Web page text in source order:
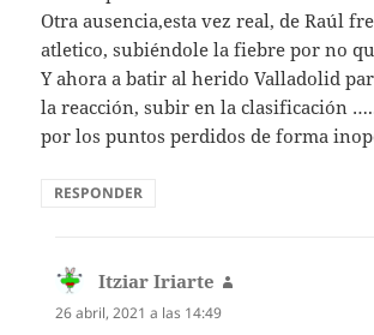
Otra ausencia,esta vez real, de Raúl
atletico, subiéndole la fiebre por no
Y ahora a batir al herido Valladolid
la reacción, subir en la clasificación
por los puntos perdidos de forma
RESPONDER
Itziar Iriarte
26 abril, 2021 a las 14:49